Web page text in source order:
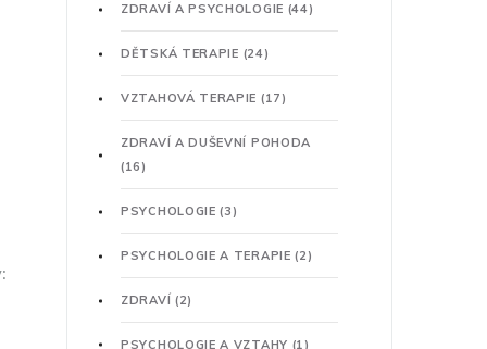
ZDRAVÍ A PSYCHOLOGIE (44)
DĚTSKÁ TERAPIE (24)
VZTAHOVÁ TERAPIE (17)
ZDRAVÍ A DUŠEVNÍ POHODA
(16)
PSYCHOLOGIE(3)
PSYCHOLOGIE A TERAPIE(2)
ZDRAVÍ (2)
PSYCHOLOGIE A VZTAHY (1)